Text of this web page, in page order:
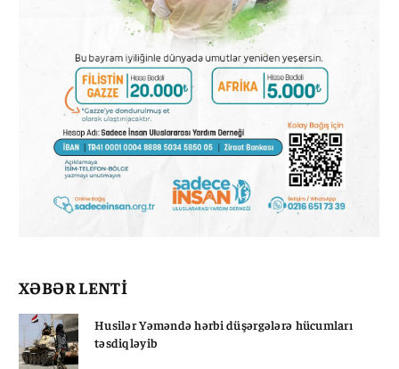
XƏBƏR LENTİ
Husilər Yəməndə hərbi düşərgələrə hücumları
təsdiqləyib